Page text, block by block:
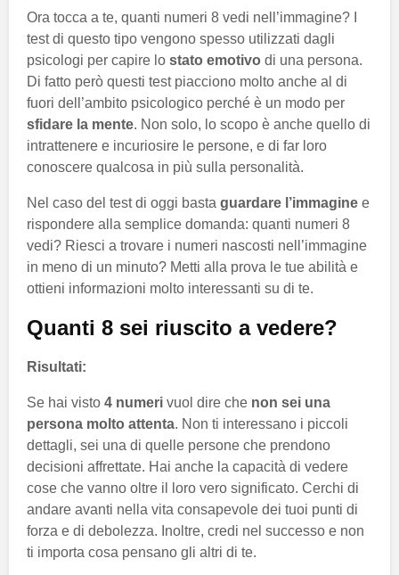
Ora tocca a te, quanti numeri 8 vedi nell’immagine? I
test di questo tipo vengono spesso utilizzati dagli
psicologi per capire lo stato emotivo di una persona.
Di fatto però questi test piacciono molto anche al di
fuori dell’ambito psicologico perché è un modo per
sfidare la mente. Non solo, lo scopo è anche quello di
intrattenere e incuriosire le persone, e di far loro
conoscere qualcosa in più sulla personalità.
Nel caso del test di oggi basta guardare l’immagine e
rispondere alla semplice domanda: quanti numeri 8
vedi? Riesci a trovare i numeri nascosti nell’immagine
in meno di un minuto? Metti alla prova le tue abilità e
ottieni informazioni molto interessanti su di te.
Quanti 8 sei riuscito a vedere?
Risultati:
Se hai visto 4 numeri vuol dire che non sei una
persona molto attenta. Non ti interessano i piccoli
dettagli, sei una di quelle persone che prendono
decisioni affrettate. Hai anche la capacità di vedere
cose che vanno oltre il loro vero significato. Cerchi di
andare avanti nella vita consapevole dei tuoi punti di
forza e di debolezza. Inoltre, credi nel successo e non
ti importa cosa pensano gli altri di te.